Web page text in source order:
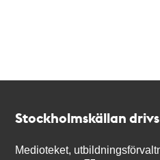
Stockholmskällan
Medioteket,